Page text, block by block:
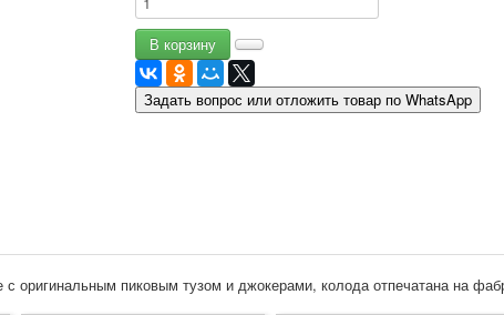
Приглашение
Новости
Новости карточных колод
Новости открыток
Задать вопрос или отложить товар по WhatsApp
оригинальным пиковым тузом и джокерами, колода отпечатана на